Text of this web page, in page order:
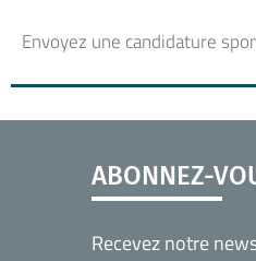
Envoyez une candidature
ABONNEZ-
Recevez notre